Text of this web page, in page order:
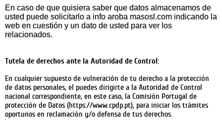
En caso de que quisiera saber que datos almacenamos de
usted puede solicitarlo a info aroba masosl.com indicando la
web en cuestión y un dato de usted para ver los
relacionados.
Tutela de derechos ante la Autoridad de Control:
En cualquier supuesto de vulneración de tu derecho a la protección
de datos personales, el puedes dirigirte a la Autoridad de Control
nacional correspondiente, en este caso, la Comisión Portugal de
protección de Datos (https://www.cpdp.pt), para iniciar los trámites
oportunos en reclamación y/o defensa de tus derechos.